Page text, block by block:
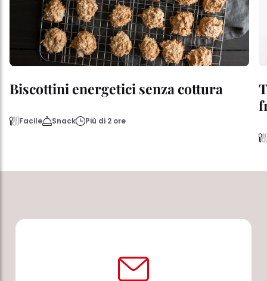
Biscottini energetici senza cottura
Facile Snack Più di 2 ore